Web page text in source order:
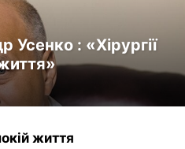
Усенко : «Хірургії
життя